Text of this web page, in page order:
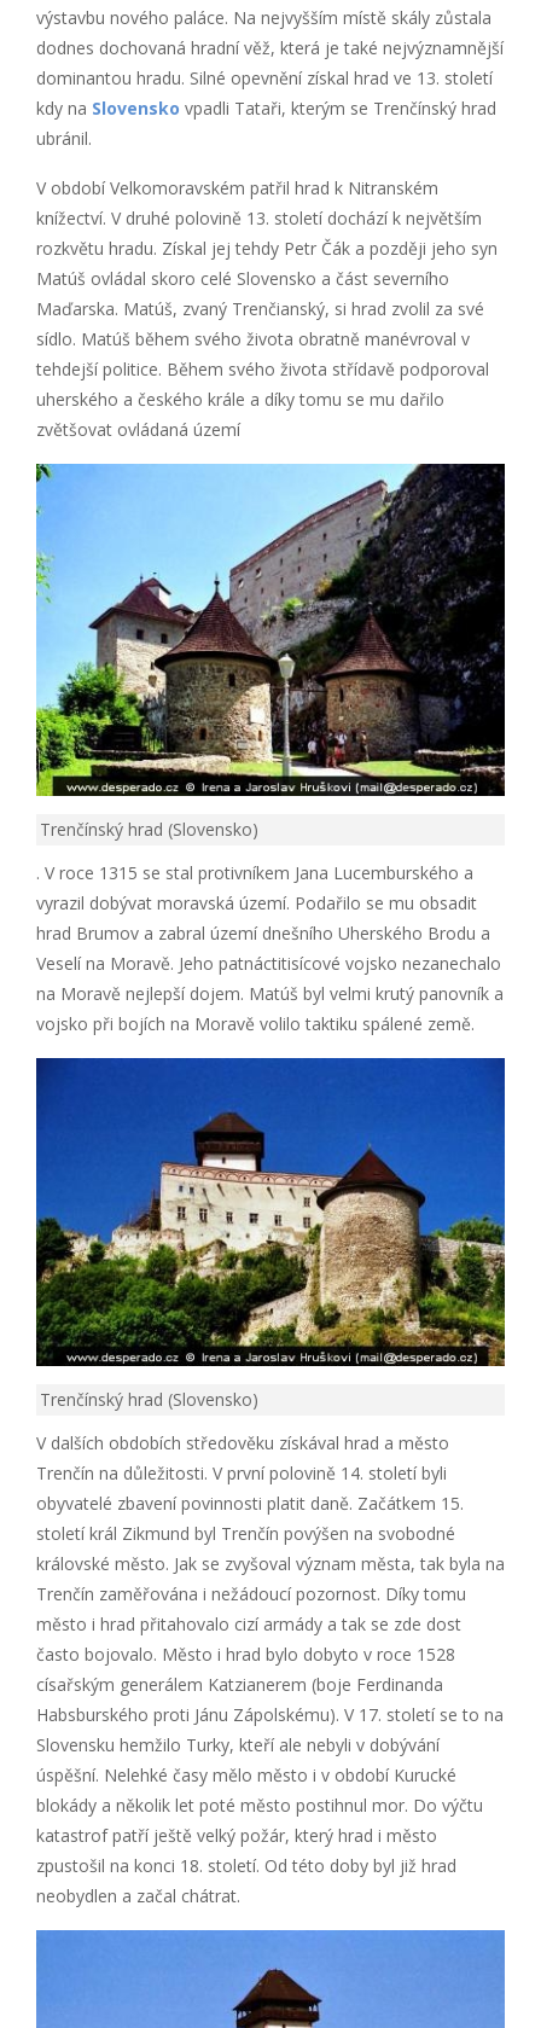
výstavbu nového paláce. Na nejvyšším místě skály zůstala
dodnes dochovaná hradní věž, která je také nejvýznamnější
dominantou hradu. Silné opevnění získal hrad ve 13. století
kdy na Slovensko vpadli Tataři, kterým se Trenčínský hrad
ubránil.
V období Velkomoravském patřil hrad k Nitranském
knížectví. V druhé polovině 13. století dochází k největším
rozkvětu hradu. Získal jej tehdy Petr Čák a později jeho syn
Matúš ovládal skoro celé Slovensko a část severního
Maďarska. Matúš, zvaný Trenčianský, si hrad zvolil za své
sídlo. Matúš během svého života obratně manévroval v
tehdejší politice. Během svého života střídavě podporoval
uherského a českého krále a díky tomu se mu dařilo
zvětšovat ovládaná území
Trenčínský hrad (Slovensko)
. V roce 1315 se stal protivníkem Jana Lucemburského a
vyrazil dobývat moravská území. Podařilo se mu obsadit
hrad Brumov a zabral území dnešního Uherského Brodu a
Veselí na Moravě. Jeho patnáctitisícové vojsko nezanechalo
na Moravě nejlepší dojem. Matúš byl velmi krutý panovník a
vojsko při bojích na Moravě volilo taktiku spálené země.
Trenčínský hrad (Slovensko)
V dalších obdobích středověku získával hrad a město
Trenčín na důležitosti. V první polovině 14. století byli
obyvatelé zbavení povinnosti platit daně. Začátkem 15.
století král Zikmund byl Trenčín povýšen na svobodné
královské město. Jak se zvyšoval význam města, tak byla na
Trenčín zaměřována i nežádoucí pozornost. Díky tomu
město i hrad přitahovalo cizí armády a tak se zde dost
často bojovalo. Město i hrad bylo dobyto v roce 1528
císařským generálem Katzianerem (boje Ferdinanda
Habsburského proti Jánu Zápolskému). V 17. století se to na
Slovensku hemžilo Turky, kteří ale nebyli v dobývání
úspěšní. Nelehké časy mělo město i v období Kurucké
blokády a několik let poté město postihnul mor. Do výčtu
katastrof patří ještě velký požár, který hrad i město
zpustošil na konci 18. století. Od této doby byl již hrad
neobydlen a začal chátrat.